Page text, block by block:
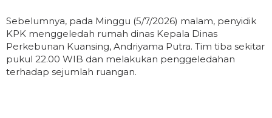
Sebelumnya, pada Minggu (5/7/2026) malam, penyidik
KPK menggeledah rumah dinas Kepala Dinas
Perkebunan Kuansing, Andriyama Putra. Tim tiba sekitar
pukul 22.00 WIB dan melakukan penggeledahan
terhadap sejumlah ruangan.